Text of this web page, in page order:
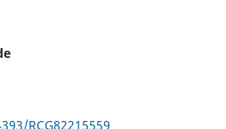
RCG82215559